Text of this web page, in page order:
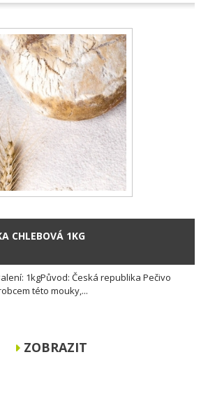
CHLEBOVÁ 1KG
1kgPůvod: Česká republika Pečivo
této mouky,...
ZOBRAZIT